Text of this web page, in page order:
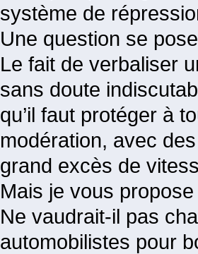
système de
Une question se
Le fait de verbaliser
sans doute
qu’il faut protéger à
modération, avec
grand excès de
Mais je vous
Ne vaudrait-il pas
automobilistes pour